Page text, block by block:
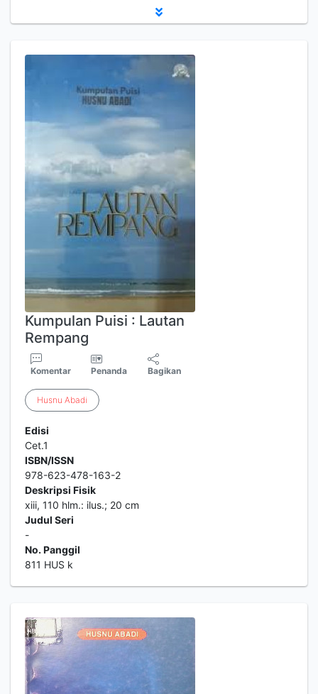
Kumpulan Puisi : Lautan
Rempang
Komentar Penanda Bagikan
Husnu Abadi
Edisi
Cet.1
ISBN/ISSN
978-623-478-163-2
Deskripsi Fisik
xiii, 110 hlm.: ilus.; 20 cm
Judul Seri
-
No. Panggil
811 HUS k